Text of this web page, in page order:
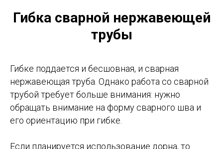
Гибка сварной нержавеющей
трубы
Гибке поддается и бесшовная, и сварная
нержавеющая труба. Однако работа со сварной
трубой требует больше внимания: нужно
обращать внимание на форму сварного шва и
его ориентацию при гибке.
Если планируется использование дорна, то